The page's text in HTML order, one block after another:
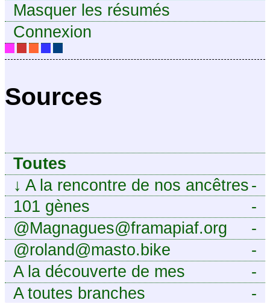
Masquer les résumés
Connexion
Sources
Toutes
-
↓ A la rencontre de nos ancêtres
-
101 gènes
-
@Magnagues@framapiaf.org
-
@roland@masto.bike
-
A la découverte de mes
ancêtres
-
A toutes branches